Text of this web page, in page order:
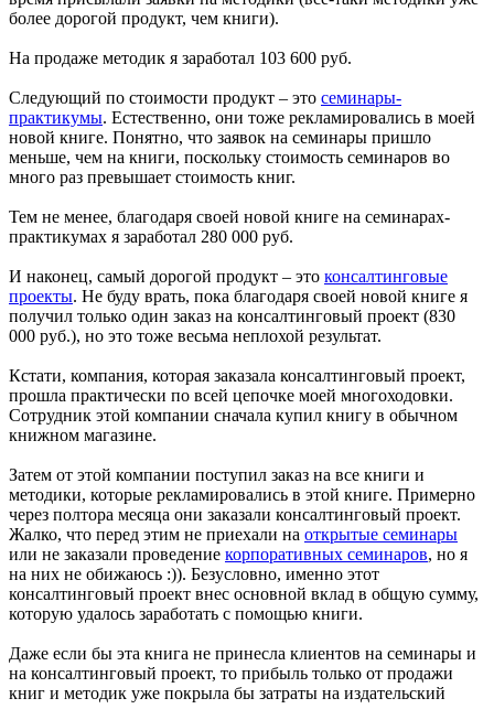
более дорогой продукт, чем книги).
На продаже методик я заработал 103 600 руб.
Следующий по стоимости продукт – это семинары-
практикумы. Естественно, они тоже рекламировались в моей
новой книге. Понятно, что заявок на семинары пришло
меньше, чем на книги, поскольку стоимость семинаров во
много раз превышает стоимость книг.
Тем не менее, благодаря своей новой книге на семинарах-
практикумах я заработал 280 000 руб.
И наконец, самый дорогой продукт – это консалтинговые
проекты. Не буду врать, пока благодаря своей новой книге я
получил только один заказ на консалтинговый проект (830
000 руб.), но это тоже весьма неплохой результат.
Кстати, компания, которая заказала консалтинговый проект,
прошла практически по всей цепочке моей многоходовки.
Сотрудник этой компании сначала купил книгу в обычном
книжном магазине.
Затем от этой компании поступил заказ на все книги и
методики, которые рекламировались в этой книге. Примерно
через полтора месяца они заказали консалтинговый проект.
Жалко, что перед этим не приехали на открытые семинары
или не заказали проведение корпоративных семинаров, но я
на них не обижаюсь :)). Безусловно, именно этот
консалтинговый проект внес основной вклад в общую сумму,
которую удалось заработать с помощью книги.
Даже если бы эта книга не принесла клиентов на семинары и
на консалтинговый проект, то прибыль только от продажи
книг и методик уже покрыла бы затраты на издательский